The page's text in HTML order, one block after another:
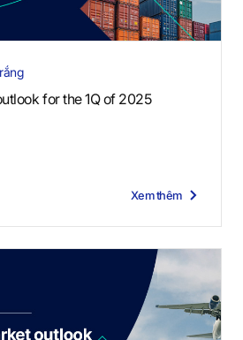
for the 1Q of 2025
Xem thêm